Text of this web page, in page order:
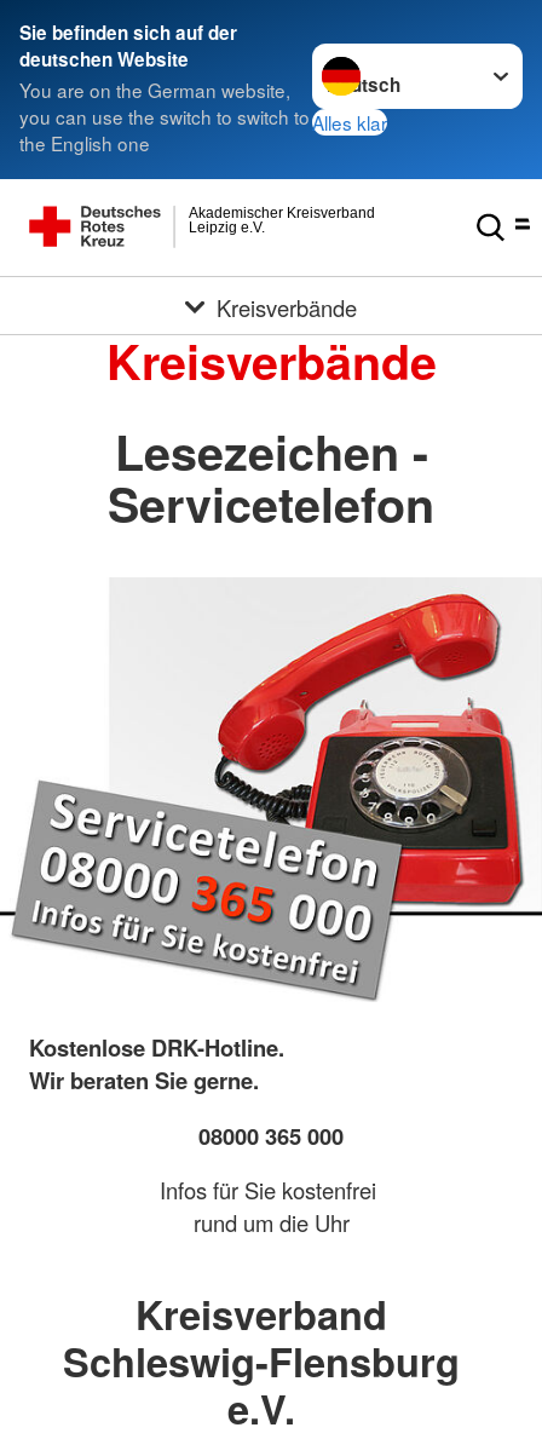
Sie befinden sich auf der
deutschen Website
You are on the German website,
you can use the switch to switch to
the English one
Sprache wechseln zu
Alles klar
Leipzig e.V.
Akademischer Kreisverband
Kreisverbände
Kreisverbände
Lesezeichen -
Servicetelefon
Kostenlose DRK-Hotline.
Wir beraten Sie gerne.
08000 365 000
Infos für Sie kostenfrei
rund um die Uhr
Kreisverband
Schleswig-Flensburg
e.V.